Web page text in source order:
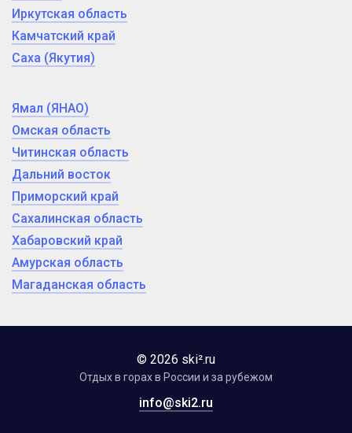
Иркутская область
Камчатский край
Саха (Якутия)
Ямал (ЯНАО)
Омская область
Читинская область
Дальний восток
Приморский край
Сахалинская область
Хабаровский край
Амурская область
Магаданская область
© 2026 ski².ru
Отдых в горах в России и за рубежом
info@ski2.ru